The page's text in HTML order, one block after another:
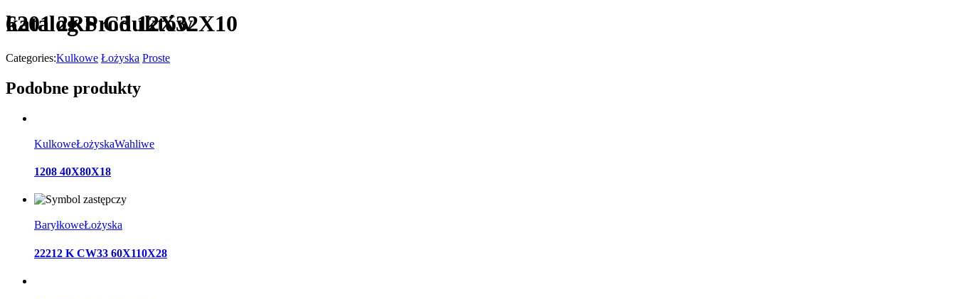
katalog Produktów
6201 2RS C3 12X32X10
Categories:Kulkowe Łożyska Proste
Podobne produkty
KulkoweŁożyskaWahliwe
1208 40X80X18
BaryłkoweŁożyska
22212 K CW33 60X110X28